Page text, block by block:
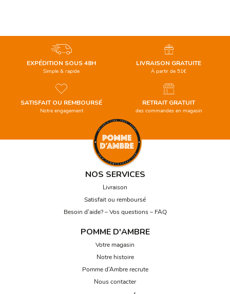
EXPÉDITION SOUS 48H
Simple & rapide
SATISFAIT OU REMBOURSÉ
Notre engagement
LIVRAISON GRATUITE
À partir de 51€
RETRAIT GRATUIT
des commandes en magasin
NOS SERVICES
Livraison
Satisfait ou remboursé
Besoin d’aide? – Vos questions – FAQ
POMME D'AMBRE
Votre magasin
Notre histoire
Pomme d’Ambre recrute
Nous contacter